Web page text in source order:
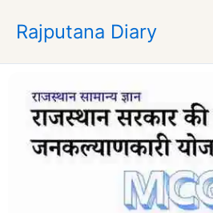
p
Rajputana Diary